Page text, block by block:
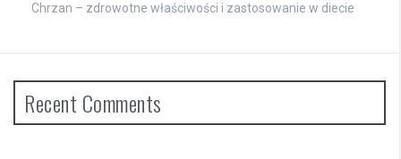
Chrzan – zdrowotne właściwości i zastosowanie w diecie
Recent Comments